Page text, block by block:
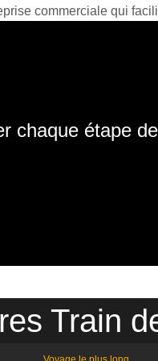
commerciale qui
chaque étape de
Train